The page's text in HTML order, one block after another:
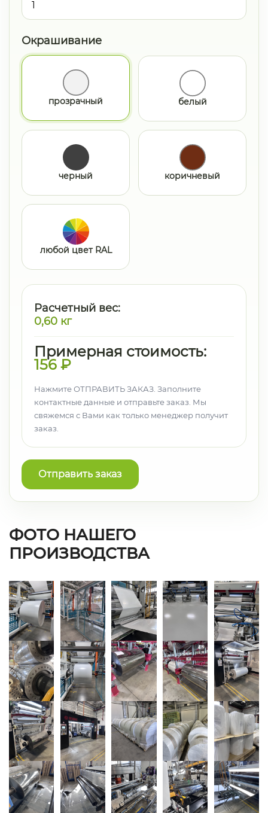
Окрашивание
прозрачный белый
черный коричневый
любой цвет RAL
Расчетный вес:
0,60 кг
Примерная стоимость:
156 ₽
Нажмите ОТПРАВИТЬ ЗАКАЗ. Заполните
контактные данные и отправьте заказ. Мы
свяжемся с Вами как только менеджер получит
заказ.
Отправить заказ
ФОТО НАШЕГО
ПРОИЗВОДСТВА